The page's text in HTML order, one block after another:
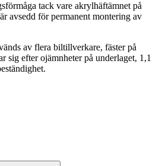
tack vare akrylhäftämnet på
avsedd för permanent montering av
av flera biltillverkare, fäster på
sig efter ojämnheter på underlaget, 1,1